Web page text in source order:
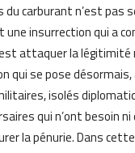
du carburant n’est
insurrection qui a
attaquer la
qui se pose
isolés
qui n’ont besoin
la pénurie. Dans